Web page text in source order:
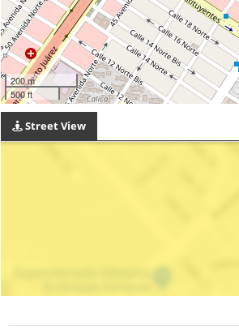
200 m
500 ft
Street View